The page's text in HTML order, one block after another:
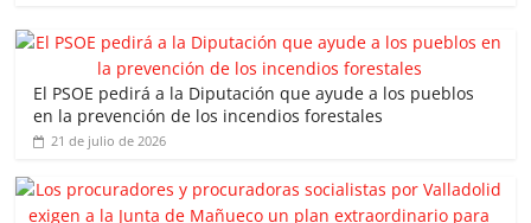
El PSOE pedirá a la Diputación que ayude a los pueblos
en la prevención de los incendios forestales
21 de julio de 2026